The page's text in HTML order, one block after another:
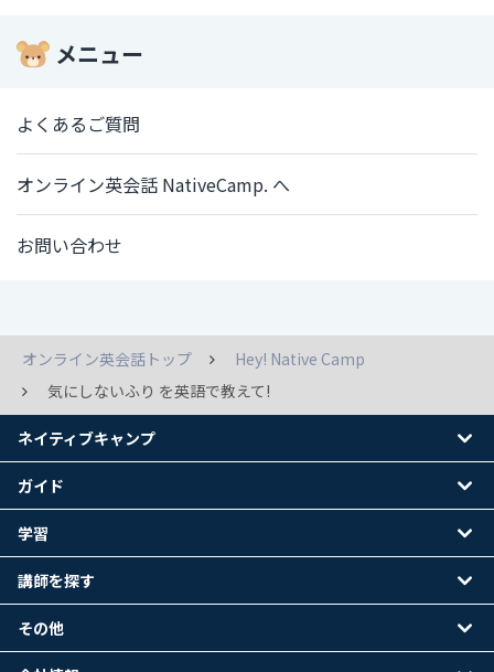
メニュー
よくあるご質問
オンライン英会話 NativeCamp. へ
お問い合わせ
オンライン英会話トップ
Hey! Native Camp
気にしないふり を英語で教えて!
ネイティブキャンプ
ガイド
学習
講師を探す
その他